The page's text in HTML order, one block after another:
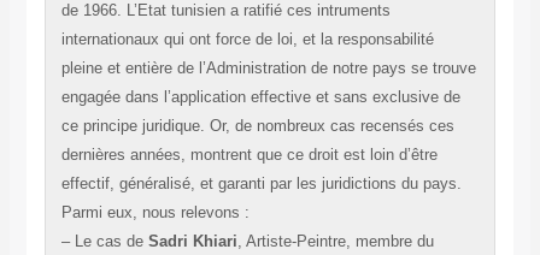
de 1966. L’Etat tunisien a ratifié ces intruments
internationaux qui ont force de loi, et la responsabilité
pleine et entière de l’Administration de notre pays se trouve
engagée dans l’application effective et sans exclusive de
ce principe juridique. Or, de nombreux cas recensés ces
dernières années, montrent que ce droit est loin d’être
effectif, généralisé, et garanti par les juridictions du pays.
Parmi eux, nous relevons :
– Le cas de Sadri Khiari, Artiste-Peintre, membre du